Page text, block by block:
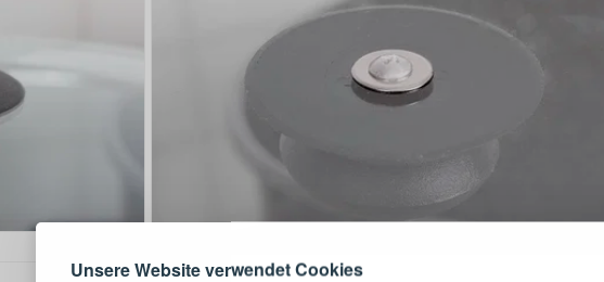
Unsere Website verwendet Cookies
Warum es sich lohnt, ein Konto zu